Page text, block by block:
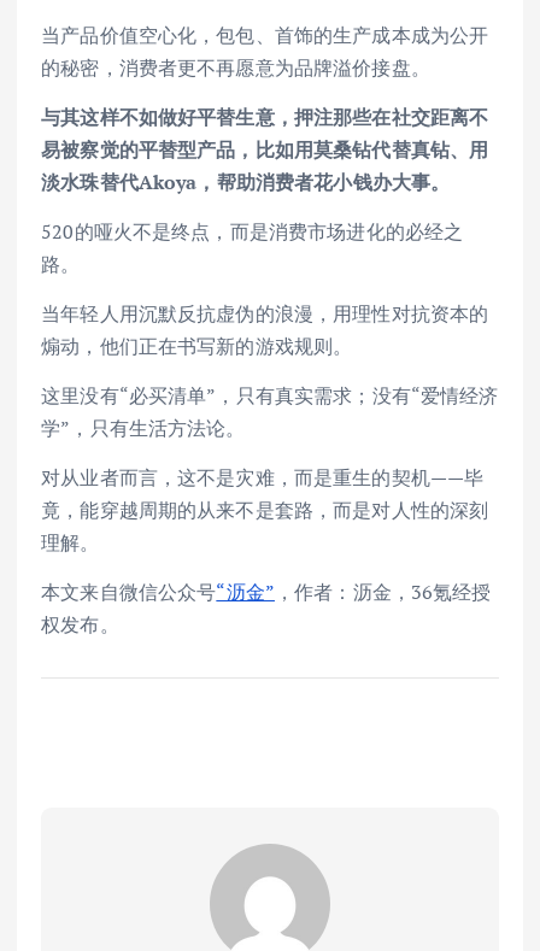
当产品价值空心化，包包、首饰的生产成本成为公开
的秘密，消费者更不再愿意为品牌溢价接盘。
与其这样不如做好平替生意，押注那些在社交距离不
易被察觉的平替型产品，比如用莫桑钻代替真钻、用
淡水珠替代Akoya，帮助消费者花小钱办大事。
520的哑火不是终点，而是消费市场进化的必经之
路。
当年轻人用沉默反抗虚伪的浪漫，用理性对抗资本的
煽动，他们正在书写新的游戏规则。
这里没有“必买清单”，只有真实需求；没有“爱情经济
学”，只有生活方法论。
对从业者而言，这不是灾难，而是重生的契机——毕
竟，能穿越周期的从来不是套路，而是对人性的深刻
理解。
本文来自微信公众号“沥金” ，作者：沥金，36氪经授
权发布。